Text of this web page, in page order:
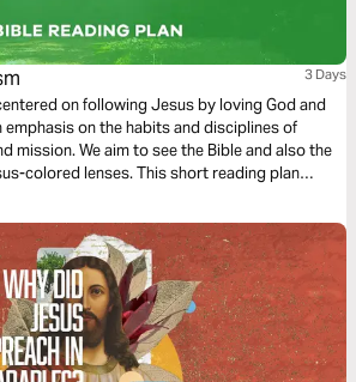
3 Days
on following Jesus by loving God and
on the habits and disciplines of
mission. We aim to see the Bible and also the
colored lenses. This short reading plan